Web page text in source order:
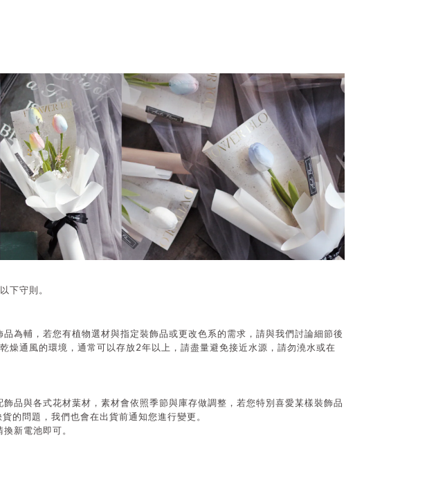
下守則。
為輔，若您有植物選材與指定裝飾品或更改色系的需求，請與我們討論細節後
燥通風的環境，通常可以存放2年以上，請盡量避免接近水源，請勿澆水或在
品與各式花材葉材，素材會依照季節與庫存做調整，若您特別喜愛某樣裝飾品
的問題，我們也會在出貨前通知您進行變更。
新電池即可。